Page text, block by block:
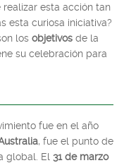
esta acción tan
esta curiosa iniciativa?
los objetivos de la
su celebración para
fue en el año
, fue el punto de
global. El 31 de marzo